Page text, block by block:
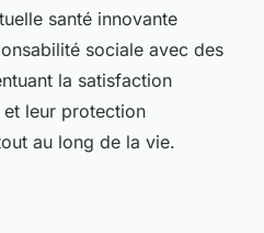
santé innovante
sociale avec des
la satisfaction
et leur protection
au long de la vie.